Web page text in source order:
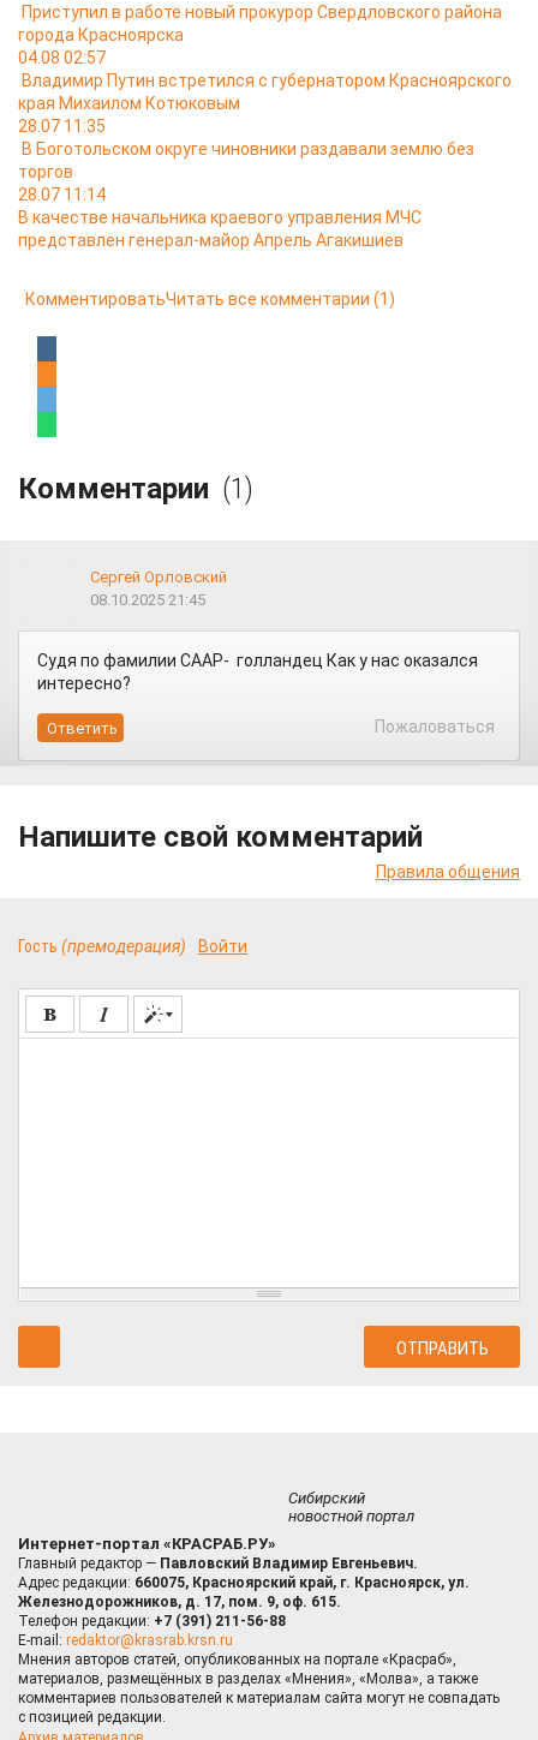
Приступил в работе новый прокурор Свердловского района
города Красноярска
04.08 02:57
Владимир Путин встретился с губернатором Красноярского
края Михаилом Котюковым
28.07 11:35
В Боготольском округе чиновники раздавали землю без
торгов
28.07 11:14
В качестве начальника краевого управления МЧС
представлен генерал-майор Апрель Агакишиев
КомментироватьЧитать все комментарии (1)
Комментарии (1)
Сергей Орловский
08.10.2025 21:45
Судя по фамилии СААР- голландец Как у нас оказался
интересно?
Пожаловаться
Напишите свой комментарий
Правила общения
Гость (премодерация) Войти
Сибирский
новостной портал
Интернет-портал «КРАСРАБ.РУ»
Главный редактор — Павловский Владимир Евгеньевич.
Адрес редакции: 660075, Красноярский край, г. Красноярск, ул.
Железнодорожников, д. 17, пом. 9, оф. 615.
Телефон редакции: +7 (391) 211-56-88
E-mail: redaktor@krasrab.krsn.ru
Мнения авторов статей, опубликованных на портале «Красраб»,
материалов, размещённых в разделах «Мнения», «Молва», а также
комментариев пользователей к материалам сайта могут не совпадать
с позицией редакции.